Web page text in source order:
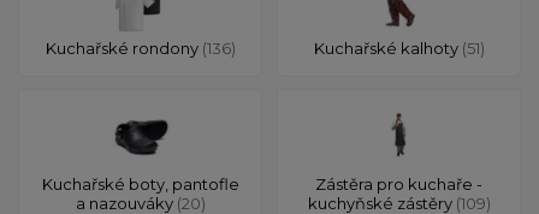
Kuchařské rondony (136) Kuchařské kalhoty (51)
Kuchařské boty, pantofle
a nazouváky (20)
Zástěra pro kuchaře -
kuchyňské zástěry (109)